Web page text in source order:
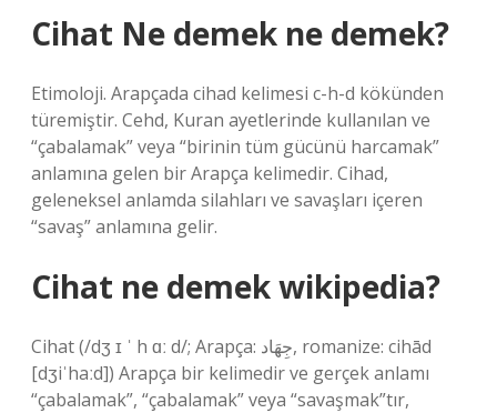
Cihat Ne demek ne demek?
Etimoloji. Arapçada cihad kelimesi c-h-d kökünden
türemiştir. Cehd, Kuran ayetlerinde kullanılan ve
“çabalamak” veya “birinin tüm gücünü harcamak”
anlamına gelen bir Arapça kelimedir. Cihad,
geleneksel anlamda silahları ve savaşları içeren
“savaş” anlamına gelir.
Cihat ne demek wikipedia?
Cihat (/dʒ ɪ ˈ h ɑː d/; Arapça: جِهَاد‎, romanize: cihād
[dʒiˈhaːd]) Arapça bir kelimedir ve gerçek anlamı
“çabalamak”, “çabalamak” veya “savaşmak”tır,